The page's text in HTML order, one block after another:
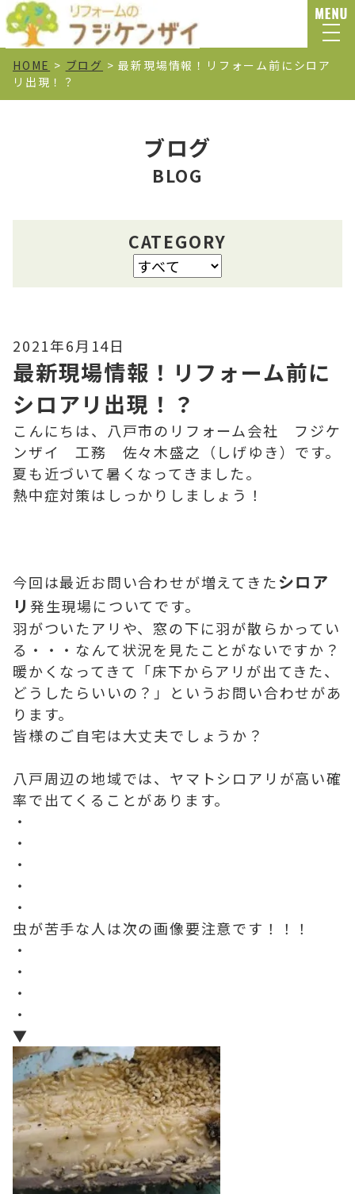
HOME > ブログ >最新現場情報！リフォーム前にシロア
リ出現！？
ブログ
BLOG
CATEGORY
2021年6月14日
最新現場情報！リフォーム前に
シロアリ出現！？
こんにちは、八戸市のリフォーム会社 フジケ
ンザイ 工務 佐々木盛之（しげゆき）です。
夏も近づいて暑くなってきました。
熱中症対策はしっかりしましょう！
今回は最近お問い合わせが増えてきたシロア
リ 発生現場についてです。
羽がついたアリや、窓の下に羽が散らかってい
る・・・なんて状況を見たことがないですか？
暖かくなってきて「床下からアリが出てきた、
どうしたらいいの？」というお問い合わせがあ
ります。
皆様のご自宅は大丈夫でしょうか？
八戸周辺の地域では、ヤマトシロアリが高い確
率で出てくることがあります。
・
・
・
・
・
虫が苦手な人は次の画像要注意です！！！
・
・
・
・
▼